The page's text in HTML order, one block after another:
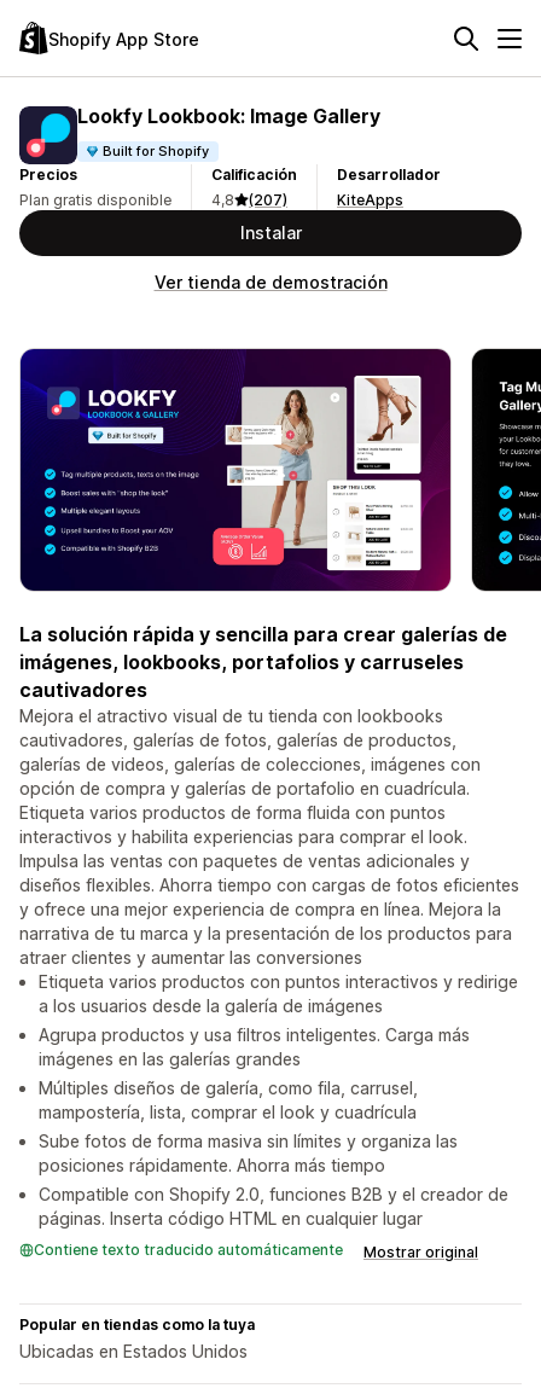
Shopify App Store
Lookfy Lookbook: Image Gallery
Built for Shopify
Precios
Plan gratis disponible
Calificación
4,8
(207)
Desarrollador
KiteApps
Instalar
Ver tienda de demostración
La solución rápida y sencilla para crear galerías de
imágenes, lookbooks, portafolios y carruseles
cautivadores
Mejora el atractivo visual de tu tienda con lookbooks
cautivadores, galerías de fotos, galerías de productos,
galerías de videos, galerías de colecciones, imágenes con
opción de compra y galerías de portafolio en cuadrícula.
Etiqueta varios productos de forma fluida con puntos
interactivos y habilita experiencias para comprar el look.
Impulsa las ventas con paquetes de ventas adicionales y
diseños flexibles. Ahorra tiempo con cargas de fotos eficientes
y ofrece una mejor experiencia de compra en línea. Mejora la
narrativa de tu marca y la presentación de los productos para
atraer clientes y aumentar las conversiones
Etiqueta varios productos con puntos interactivos y redirige
a los usuarios desde la galería de imágenes
Agrupa productos y usa filtros inteligentes. Carga más
imágenes en las galerías grandes
Múltiples diseños de galería, como fila, carrusel,
mampostería, lista, comprar el look y cuadrícula
Sube fotos de forma masiva sin límites y organiza las
posiciones rápidamente. Ahorra más tiempo
Compatible con Shopify 2.0, funciones B2B y el creador de
páginas. Inserta código HTML en cualquier lugar
Contiene texto traducido automáticamente Mostrar original
Popular en tiendas como la tuya
Ubicadas en Estados Unidos